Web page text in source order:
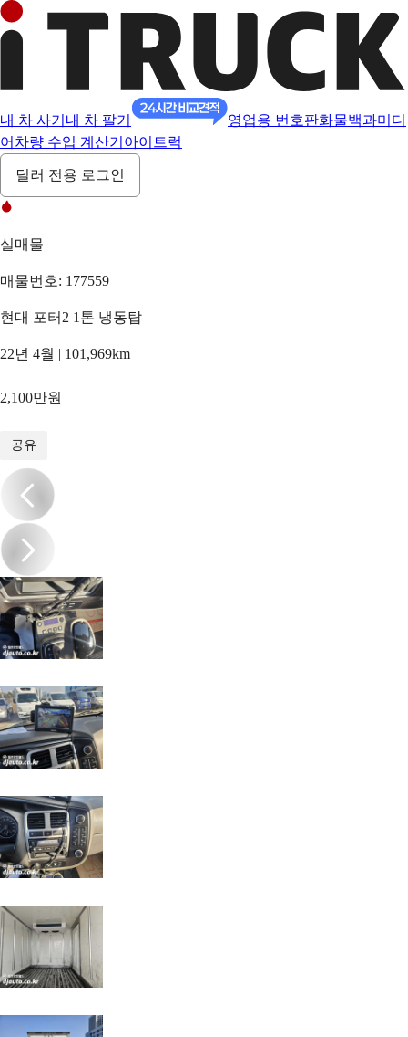
내 차 사기 내 차 팔기 영업용 번호판화물백과미디
어 차량 수입 계산기 아이트럭
딜러 전용 로그인
실매물
매물번호: 177559
현대 포터2 1톤 냉동탑
22년 4월 | 101,969km
2,100만원
공유
/13